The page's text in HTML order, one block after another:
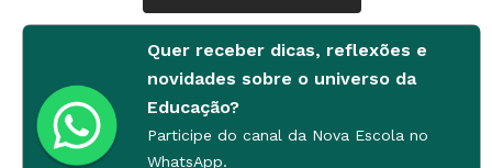
Matilde Couto, Esperança, PB
Quer receber dicas, reflexões e
novidades sobre o universo da
Educação?
Participe do canal da Nova Escola no
WhatsApp.